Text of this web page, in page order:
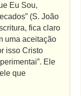
Eu Sou,
(S. João
fica claro
uma aceitação
isso Cristo
Ele
que